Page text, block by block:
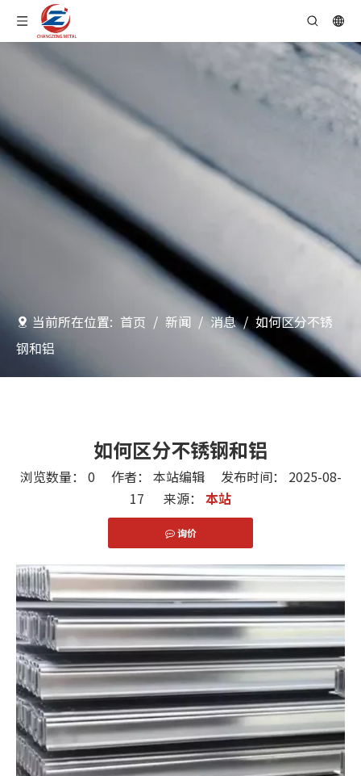
当前所在位置: 首页 / 新闻 / 消息 / 如何区分不锈
钢和铝
如何区分不锈钢和铝
浏览数量： 0 作者： 本站编辑 发布时间： 2025-08-
17 来源： 本站
询价